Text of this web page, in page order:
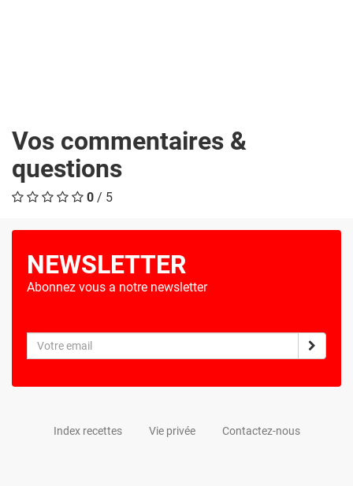
Vos commentaires &
questions
0 / 5
NEWSLETTER
Abonnez vous a notre newsletter
Index recettes Vie privée Contactez-nous